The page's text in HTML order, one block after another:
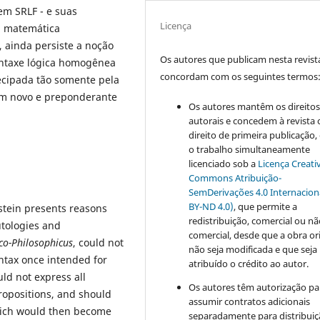
SRLF - e suas
matemática
ainda persiste a noção
lógica homogênea
tão somente pela
novo e preponderante
presents reasons
and
Philosophicus, could not
once intended for
not express all
and should
would then become
Licença
Os autores que publicam nesta
concordam com os seguintes
Os autores mantêm os direitos
autorais e concedem à revista
direito de primeira publicação,
o trabalho simultaneamente
licenciado sob a Licença
Commons Atribuição-
SemDerivações 4.0
BY-ND 4.0), que permite a
redistribuição, comercial ou
comercial, desde que a obra
não seja modificada e que seja
atribuído o crédito ao autor.
Os autores têm autorização
assumir contratos adicionais
separadamente para